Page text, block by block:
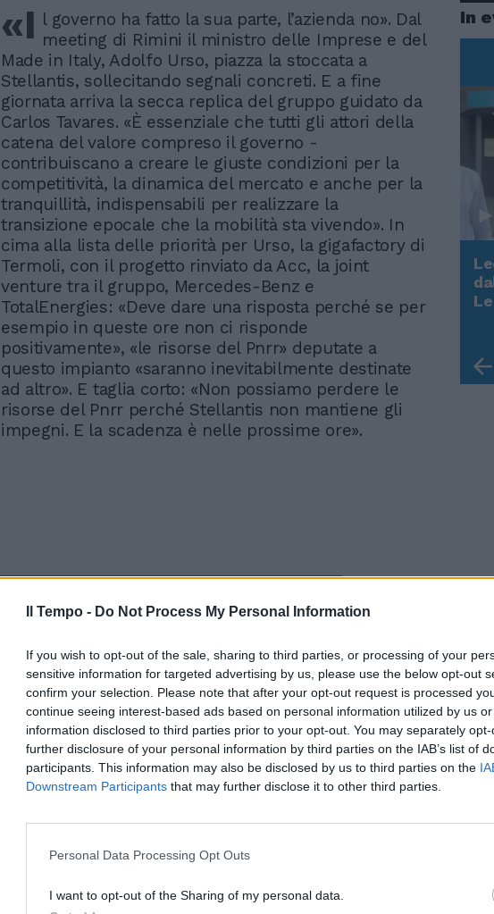
Il Tempo - Do Not Process My Personal Information
If you wish to opt-out of the sale, sharing to third parties, or processing of your
sensitive information for targeted advertising by us, please use the below opt-out
confirm your selection. Please note that after your opt-out request is processed
continue seeing interest-based ads based on personal information utilized by us
information disclosed to third parties prior to your opt-out. You may separately
further disclosure of your personal information by third parties on the IAB’s list of
participants. This information may also be disclosed by us to third parties on the
Downstream Participants that may further disclose it to other third parties.
Personal Data Processing Opt Outs
I want to opt-out of the Sharing of my personal data.
«I l governo ha fatto la sua parte, l’azienda no». Dal
meeting di Rimini il ministro delle Imprese e del
Made in Italy, Adolfo Urso, piazza la stoccata a
Stellantis, sollecitando segnali concreti. E a fine
giornata arriva la secca replica del gruppo guidato da
Carlos Tavares. «È essenziale che tutti gli attori della
catena del valore compreso il governo -
contribuiscano a creare le giuste condizioni per la
competitività, la dinamica del mercato e anche per la
tranquillità, indispensabili per realizzare la
transizione epocale che la mobilità sta vivendo». In
cima alla lista delle priorità per Urso, la gigafactory di
Termoli, con il progetto rinviato da Acc, la joint
venture tra il gruppo, Mercedes-Benz e
TotalEnergies: «Deve dare una risposta perché se per
esempio in queste ore non ci risponde
positivamente», «le risorse del Pnrr» deputate a
questo impianto «saranno inevitabilmente destinate
ad altro». E taglia corto: «Non possiamo perdere le
risorse del Pnrr perché Stellantis non mantiene gli
impegni. E la scadenza è nelle prossime ore».
Bufera Stellantis, gli
azionisti chiedono i danni:
"Numeri gonfiati"
e precisa: «Per quanto riguarda ACC per Termoli,
Gigafactory, oltre a quella in Germania, al fine di
In
Rudy Giuliani a Come States?
Trump, Meloni e la strategia
americana